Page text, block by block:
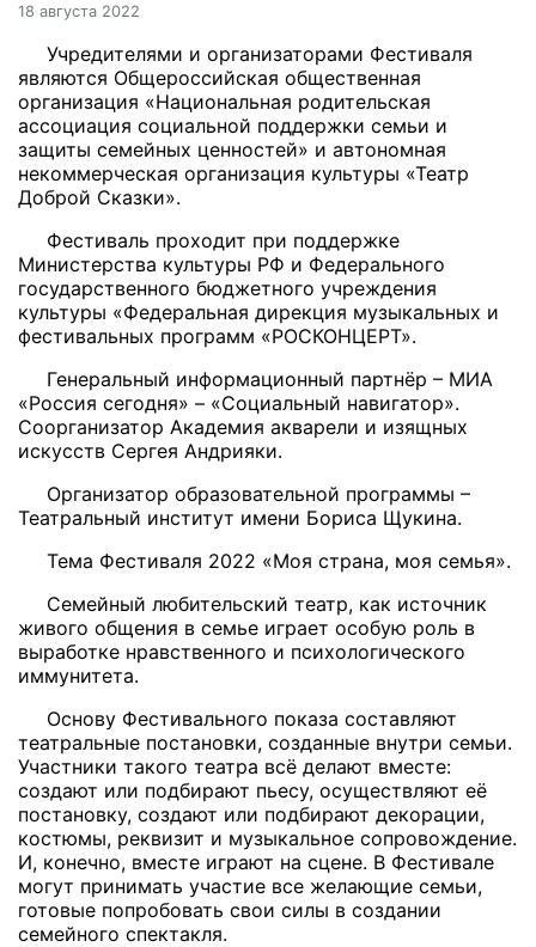
18 августа 2022
Учредителями и организаторами Фестиваля
являются Общероссийская общественная
организация «Национальная родительская
ассоциация социальной поддержки семьи и
защиты семейных ценностей» и автономная
некоммерческая организация культуры «Театр
Доброй Сказки».
Фестиваль проходит при поддержке
Министерства культуры РФ и Федерального
государственного бюджетного учреждения
культуры «Федеральная дирекция музыкальных и
фестивальных программ «РОСКОНЦЕРТ».
Генеральный информационный партнёр – МИА
«Россия сегодня» – «Социальный навигатор».
Соорганизатор Академия акварели и изящных
искусств Сергея Андрияки.
Организатор образовательной программы –
Театральный институт имени Бориса Щукина.
Тема Фестиваля 2022 «Моя страна, моя семья».
Семейный любительский театр, как источник
живого общения в семье играет особую роль в
выработке нравственного и психологического
иммунитета.
Основу Фестивального показа составляют
театральные постановки, созданные внутри семьи.
Участники такого театра всё делают вместе:
создают или подбирают пьесу, осуществляют её
постановку, создают или подбирают декорации,
костюмы, реквизит и музыкальное сопровождение.
И, конечно, вместе играют на сцене. В Фестивале
могут принимать участие все желающие семьи,
готовые попробовать свои силы в создании
семейного спектакля.